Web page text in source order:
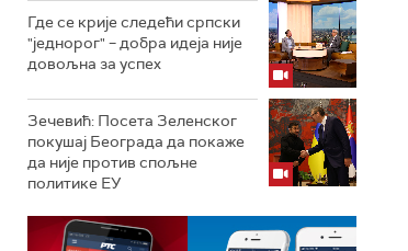
Где се крије следећи српски
"једнорог" – добра идеја није
довољна за успех
Зечевић: Посета Зеленског
покушај Београда да покаже
да није против спољне
политике ЕУ